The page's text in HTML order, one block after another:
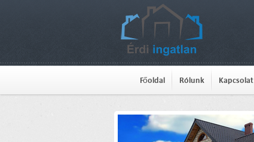
Főoldal Rólunk Kapcsolat